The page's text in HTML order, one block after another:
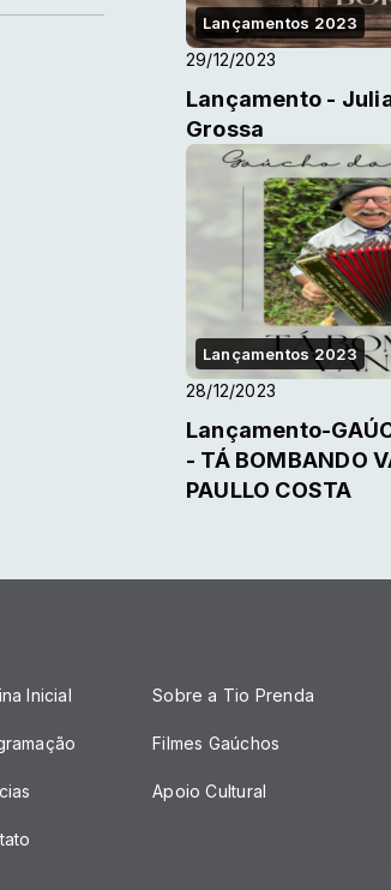
Lançamentos 2023
29/12/2023
Lançamento -
Grossa
Lançamentos 2023
28/12/2023
Lançamento-
- TÁ BOMBANDO
PAULLO COSTA
Inicial Sobre a Tio Prenda
Filmes Gaúchos
Apoio Cultural